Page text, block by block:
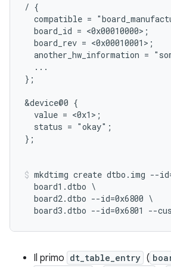
/ {
compatible =
  board_id = <0x00010000>;
  board_rev = <0x00010001>;
another_hw_information =
  ...
};
&device@0 {
  value = <0x1>;
  status = "okay";
};
mkdtimg create dtbo.img --
  board1.dtbo \
  board2.dtbo --id=0x6800 \
Il primo dt_table_entry (